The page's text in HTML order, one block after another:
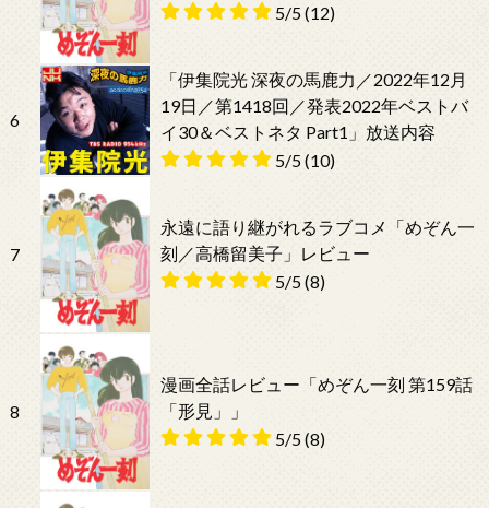
5/5(12)
6
「伊集院光 深夜の馬鹿力／2022年12月
19日／第1418回／発表2022年ベストバ
イ30＆ベストネタ Part1」放送内容
5/5(10)
7
永遠に語り継がれるラブコメ「めぞん一
刻／高橋留美子」レビュー
5/5(8)
8
漫画全話レビュー「めぞん一刻 第159話
「形見」」
5/5(8)